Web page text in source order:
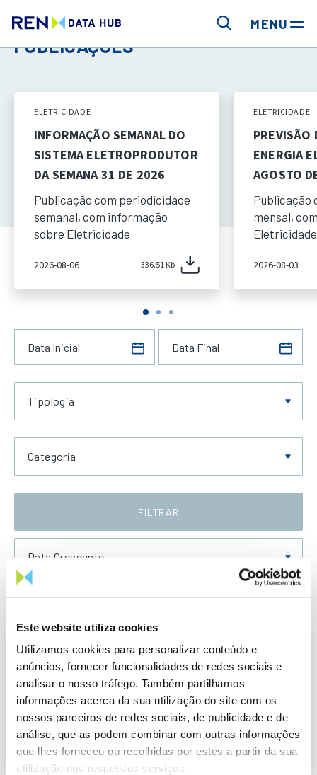
Este website utiliza cookies
Utilizamos cookies para personalizar conteúdo e
anúncios, fornecer funcionalidades de redes sociais e
analisar o nosso tráfego. Também partilhamos
informações acerca da sua utilização do site com os
nossos parceiros de redes sociais, de publicidade e de
análise, que as podem combinar com outras informações
que lhes forneceu ou recolhidas por estes a partir da sua
utilização dos respetivos serviços.
MENU
PUBLICAÇÕES
ELETRICIDADE
INFORMAÇÃO SEMANAL DO
SISTEMA ELETROPRODUTOR
DA SEMANA 31 DE 2026
Publicação com periodicidade
semanal, com informação
sobre Eletricidade
2026-08-06 336.51 Kb
ELETRICIDADE
PREVISÃO
ENERGIA
AGOSTO
Publicação
mensal,
Eletricidade
2026-08-03
Tipologia
Categoria
FILTRAR
Data Crescente
626.63 Kb
Eletroprodutor da semana 26 de
2022
Publicação com periodicidade semanal, com
informação sobre Eletricidade
2022-07-04 Eletricidade